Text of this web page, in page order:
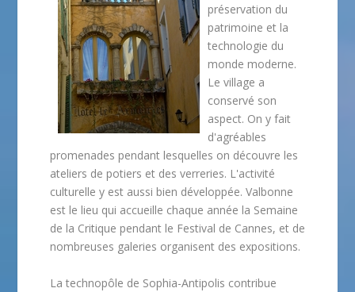
préservation du
patrimoine et la
technologie du
monde moderne.
Le village a
conservé son
aspect. On y fait
d'agréables
promenades pendant lesquelles on découvre les
ateliers de potiers et des verreries. L'activité
culturelle y est aussi bien développée. Valbonne
est le lieu qui accueille chaque année la Semaine
de la Critique pendant le Festival de Cannes, et de
nombreuses galeries organisent des expositions.
La technopôle de Sophia-Antipolis contribue